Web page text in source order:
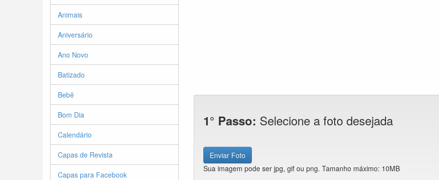
Animais
Aniversário
Ano Novo
Batizado
Bebê
Bom Dia
Calendário
Capas de Revista
Capas para Facebook
1° Passo: Selecione a foto desejada
Enviar Foto
Sua imagem pode ser jpg, gif ou png. Tamanho máximo: 10MB